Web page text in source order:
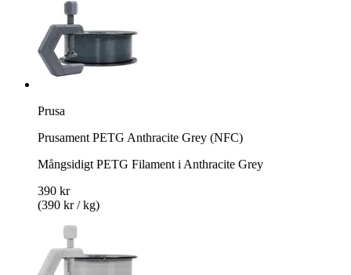
Prusa
Prusament PETG Anthracite Grey (NFC)
Mångsidigt PETG Filament i Anthracite Grey
390 kr
(390 kr / kg)